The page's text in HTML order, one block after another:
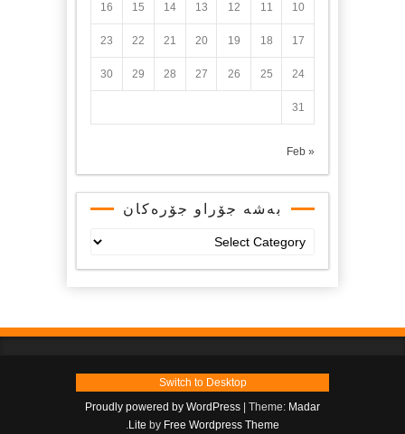
10
11
12
13
14
15
16
17
18
19
20
21
22
23
24
25
26
27
28
29
30
31
« Feb
بەشە جۆراو جۆرەکان
جۆرەکان
Switch to Desktop
Proudly powered by WordPress
Theme: Madar
Lite by Free Wordpress Theme
.